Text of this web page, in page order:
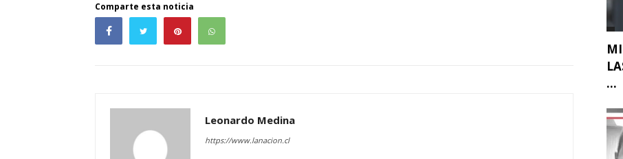
Comparte esta noticia
Leonardo Medina
https://www.lanacion.cl
...